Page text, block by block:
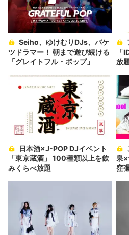
ツドラマー！ 朝まで遊び続ける
「グレイトフル・ポップ」
「
放
「東京蔵酒」 100種類以上を飲
みくらべ放題
泉
窪